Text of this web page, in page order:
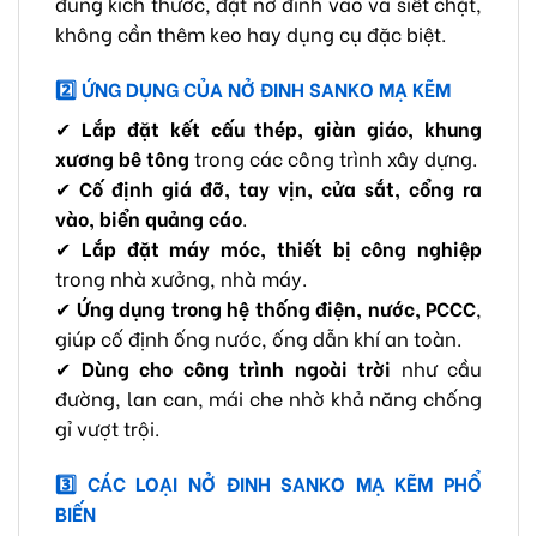
không cần thêm keo hay dụng cụ đặc biệt.
2️ỨNG DỤNG CỦA NỞ ĐINH SANKO MẠ KẼM
✔ Lắp đặt kết cấu thép, giàn giáo, khung
xương bê tông trong các công trình xây dựng.
✔ Cố định giá đỡ, tay vịn, cửa sắt, cổng ra
vào, biển quảng cáo.
✔ Lắp đặt máy móc, thiết bị công nghiệp
trong nhà xưởng, nhà máy.
✔ Ứng dụng trong hệ thống điện, nước, PCCC,
giúp cố định ống nước, ống dẫn khí an toàn.
✔ Dùng cho công trình ngoài trời như cầu
đường, lan can, mái che nhờ khả năng chống
gỉ vượt trội.
3️ CÁC LOẠI NỞ ĐINH SANKO MẠ KẼM PHỔ
BIẾN